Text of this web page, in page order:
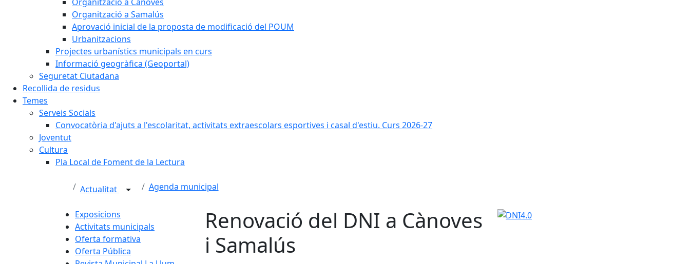
Organització a Samalús
Aprovació inicial de la proposta de modificació del POUM
Urbanitzacions
Projectes urbanístics municipals en curs
Informació geogràfica (Geoportal)
Seguretat Ciutadana
Recollida de residus
Temes
Serveis Socials
Convocatòria d'ajuts a l'escolaritat, activitats extraescolars esportives i casal d'estiu. Curs 2026-27
Joventut
Cultura
Pla Local de Foment de la Lectura
Actualitat Agenda municipal
Exposicions
Activitats municipals
Oferta formativa
Oferta Pública
Renovació del DNI a Cànoves
i Samalús
DNI4.0